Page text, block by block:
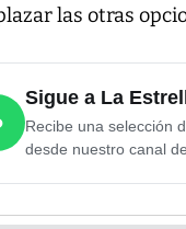
las otras
Sigue a La
Recibe una selección
desde nuestro canal